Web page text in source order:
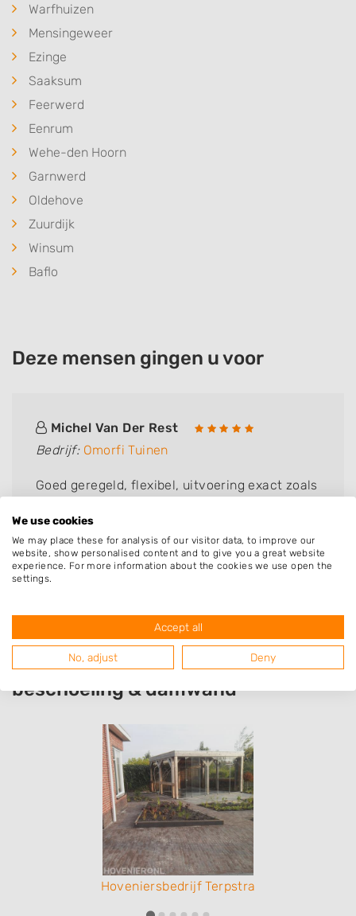
Warfhuizen
Mensingeweer
Ezinge
Saaksum
Feerwerd
Eenrum
Wehe-den Hoorn
Garnwerd
Oldehove
Zuurdijk
Winsum
Baflo
Deze mensen gingen u voor
Michel Van Der Rest
Bedrijf: Omorfi Tuinen
Goed geregeld, flexibel, uitvoering exact zoals
die langs komen.
Resultaten van hoveniers uit de
regio Schouwerzijl met specialisatie
beschoeiing & damwand
Hoveniersbedrijf Terpstra
We use cookies
We may place these for analysis of our visitor data, to improve our
website, show personalised content and to give you a great website
experience. For more information about the cookies we use open the
settings.
Accept all
No, adjust Deny